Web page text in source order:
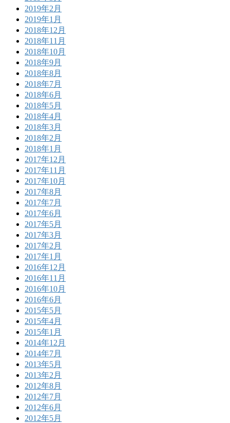
2019年2月
2019年1月
2018年12月
2018年11月
2018年10月
2018年9月
2018年8月
2018年7月
2018年6月
2018年5月
2018年4月
2018年3月
2018年2月
2018年1月
2017年12月
2017年11月
2017年10月
2017年8月
2017年7月
2017年6月
2017年5月
2017年3月
2017年2月
2017年1月
2016年12月
2016年11月
2016年10月
2016年6月
2015年5月
2015年4月
2015年1月
2014年12月
2014年7月
2013年5月
2013年2月
2012年8月
2012年7月
2012年6月
2012年5月